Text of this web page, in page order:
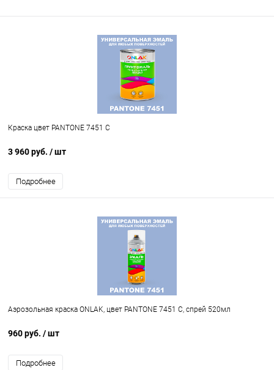
Краска цвет PANTONE 7451 C
3 960 руб. / шт
Подробнее
Аэрозольная краска ONLAK, цвет PANTONE 7451 C, спрей 520мл
960 руб. / шт
Подробнее